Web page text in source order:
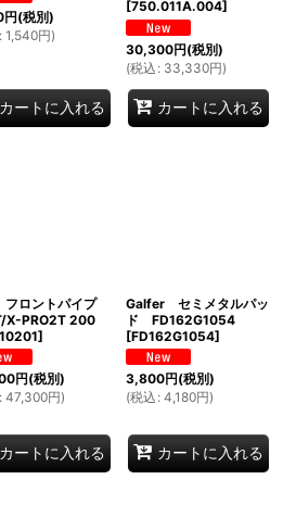
円(税別)
: 1,540円)
カートに入れる
[750.011A.004]
30,300円(税別)
(税込 : 33,330円)
カートに入れる
ロントパイプ
X-PRO2T 200
]
円(税別)
: 47,300円)
カートに入れる
Galfer セミメタルパッ
ド FD162G1054
[FD162G1054]
3,800円(税別)
(税込 : 4,180円)
カートに入れる